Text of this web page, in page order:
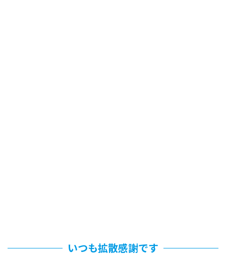
いつも拡散感謝です